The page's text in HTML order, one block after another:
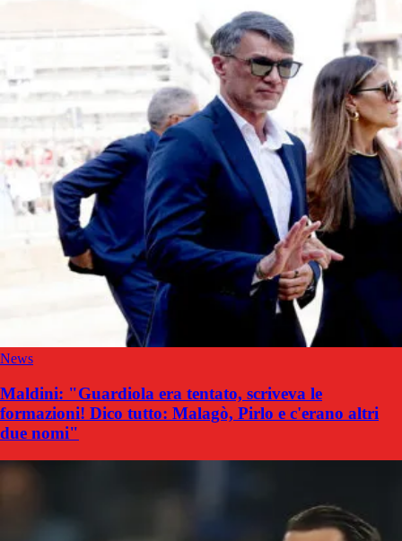
News
Maldini: "Guardiola era tentato, scriveva le
formazioni! Dico tutto: Malagò, Pirlo e c'erano altri
due nomi"